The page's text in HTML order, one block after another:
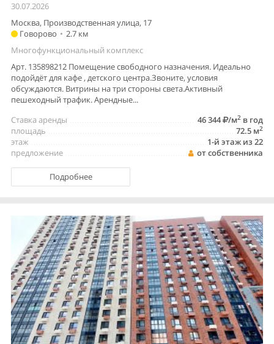
30.07.2026
Москва, Производственная улица, 17
Говорово • 2.7 км
Многофункциональный комплекс
Арт. 135898212 Помещение свободного назначения. Идеально
подойдёт для кафе , детского центра.Звоните, условия
обсуждаются. Витрины на три стороны света.Активный
пешеходный трафик. Арендные...
46 344
/м2 в год
Ставка аренды
72.5 м2
площадь
1-й этаж из 22
этаж
от собственника
предложение
Подробнее